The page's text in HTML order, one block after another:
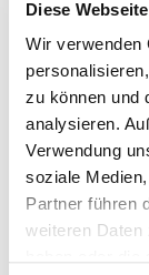
Diese
Wir verwenden
zu können und
analysieren.
Verwendung
soziale
Partner führen
weiteren Daten
Bürger des
der
Stimme die
bestimmen.
hierzu unsere
zukommen
von Interesse